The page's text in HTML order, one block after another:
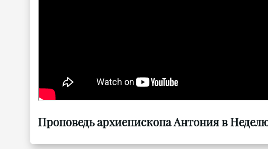
Проповедь архиепископа Антония в